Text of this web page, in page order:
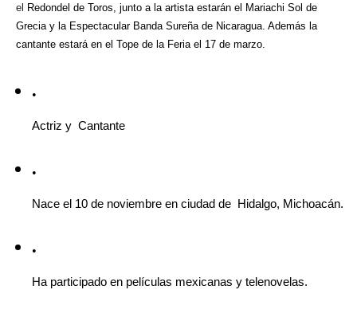
el Redondel de Toros, junto a la artista estarán el Mariachi Sol de
Grecia y la Espectacular Banda Sureña de Nicaragua. Además la
cantante estará en el Tope de la Feria el 17 de marzo.
Actriz y  Cantante
Nace el 10 de noviembre en ciudad de  Hidalgo, Michoacán.
Ha participado en películas mexicanas y telenovelas.